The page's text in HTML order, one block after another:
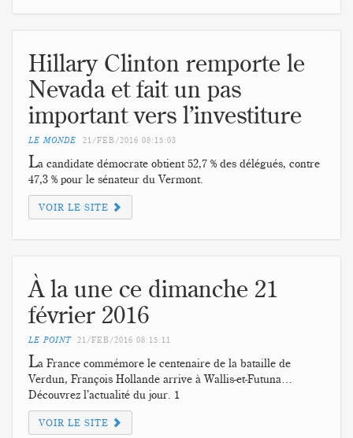
Hillary Clinton remporte le
Nevada et fait un pas
important vers l’investiture
LE MONDE 21/FEB/2016 08:15:03
La candidate démocrate obtient 52,7 % des délégués, contre
47,3 % pour le sénateur du Vermont.
VOIR LE SITE
À la une ce dimanche 21
février 2016
LE POINT 21/FEB/2016 08:15:11
La France commémore le centenaire de la bataille de
Verdun, François Hollande arrive à Wallis-et-Futuna…
Découvrez l’actualité du jour. 1
VOIR LE SITE